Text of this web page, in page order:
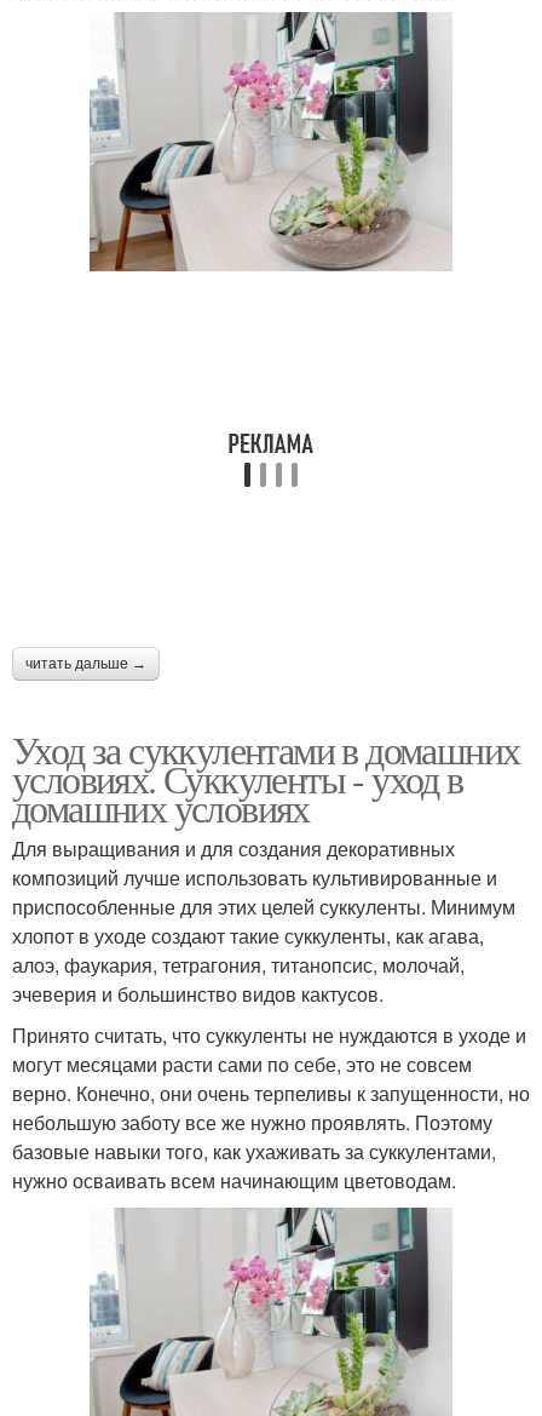
читать дальше →
Уход за суккулентами в домашних
условиях. Суккуленты - уход в
домашних условиях
Для выращивания и для создания декоративных
композиций лучше использовать культивированные и
приспособленные для этих целей суккуленты. Минимум
хлопот в уходе создают такие суккуленты, как агава,
алоэ, фаукария, тетрагония, титанопсис, молочай,
эчеверия и большинство видов кактусов.
Принято считать, что суккуленты не нуждаются в уходе и
могут месяцами расти сами по себе, это не совсем
верно. Конечно, они очень терпеливы к запущенности, но
небольшую заботу все же нужно проявлять. Поэтому
базовые навыки того, как ухаживать за суккулентами,
нужно осваивать всем начинающим цветоводам.